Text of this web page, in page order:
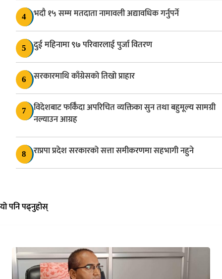
4 भदौ १५ सम्म मतदाता नामावली अद्यावधिक गर्नुपर्ने
5 दुई महिनामा ९७ परिवारलाई पुर्जा वितरण
6 सरकारमाथि काँग्रेसको तिखो प्राहार
7
विदेशबाट फर्किँदा अपरिचित व्यक्तिका सुन तथा बहुमूल्य सामग्री
नल्याउन आग्रह
8 राप्रपा प्रदेश सरकारको सत्ता समीकरणमा सहभागी नहुने
यो पनि पढ्नुहोस्